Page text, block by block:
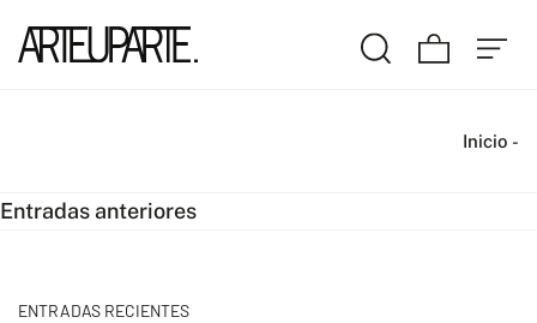
Inicio -
Navegación
entradas
Entradas anteriores
ENTRADAS RECIENTES